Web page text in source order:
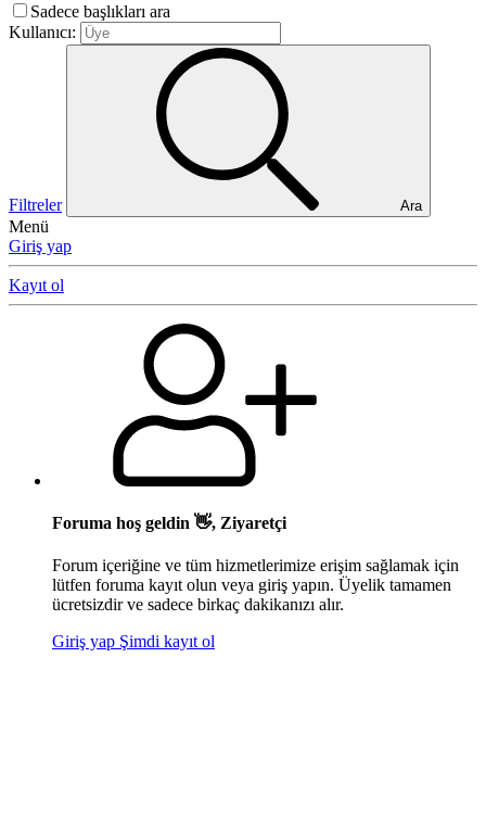
Sadece başlıkları ara
Kullanıcı:
Filtreler Ara
Menü
Giriş yap
Kayıt ol
Foruma hoş geldin 👋, Ziyaretçi
Forum içeriğine ve tüm hizmetlerimize erişim sağlamak için
lütfen foruma kayıt olun veya giriş yapın. Üyelik tamamen
ücretsizdir ve sadece birkaç dakikanızı alır.
Giriş yap Şimdi kayıt ol